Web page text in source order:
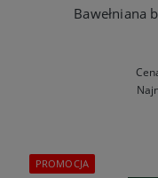
Bawełniana
PROMOCJA